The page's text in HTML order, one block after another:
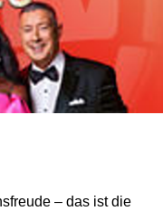
– das ist die